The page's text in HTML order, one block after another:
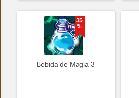
35
%
Bebida de Magia 3